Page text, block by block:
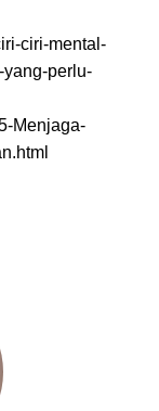
ciri-mental-
perlu-
Menjaga-